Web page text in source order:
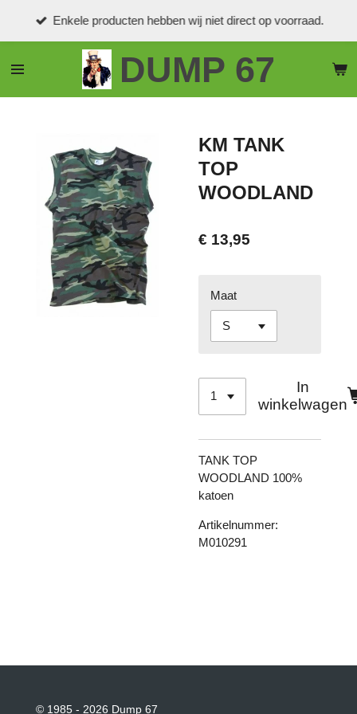
de
DUMP 67
Enkele producten hebben wij niet direct op voorraad.
KM TANK
TOP
WOODLAND
€ 13,95
Maat
In
winkelwagen
TANK TOP
WOODLAND 100%
katoen
Artikelnummer:
M010291
© 1985 - 2026 Dump 67